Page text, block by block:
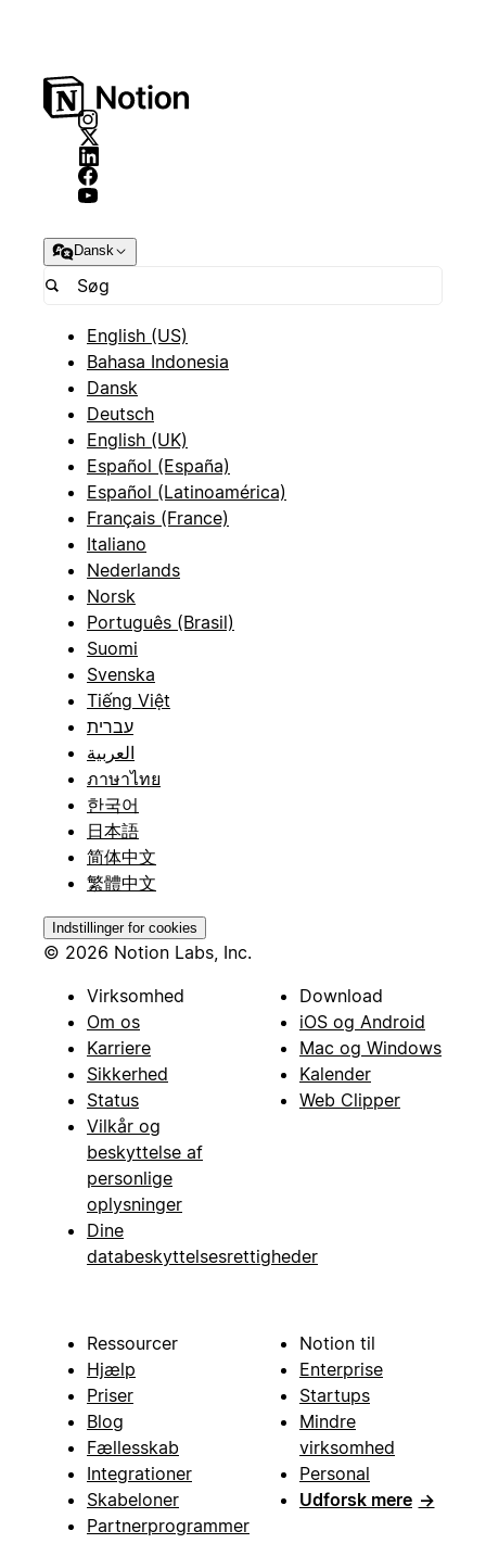
Dansk
English (US)
Bahasa Indonesia
Dansk
Deutsch
English (UK)
Español (España)
Español (Latinoamérica)
Français (France)
Italiano
Nederlands
Norsk
Português (Brasil)
Suomi
Svenska
Tiếng Việt
עברית
العربية
ภาษาไทย
한국어
日本語
简体中文
繁體中文
Indstillinger for cookies
© 2026 Notion Labs, Inc.
Virksomhed
Om os
Karriere
Sikkerhed
Status
Vilkår og
beskyttelse af
personlige
oplysninger
Dine
databeskyttelsesrettigheder
Download
iOS og Android
Mac og Windows
Kalender
Web Clipper
Ressourcer
Hjælp
Priser
Blog
Fællesskab
Integrationer
Skabeloner
Partnerprogrammer
Notion til
Enterprise
Startups
Mindre
virksomhed
Personal
Udforsk mere →